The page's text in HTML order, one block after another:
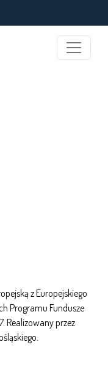
z Europejskiego
Programu Fundusze
Realizowany przez